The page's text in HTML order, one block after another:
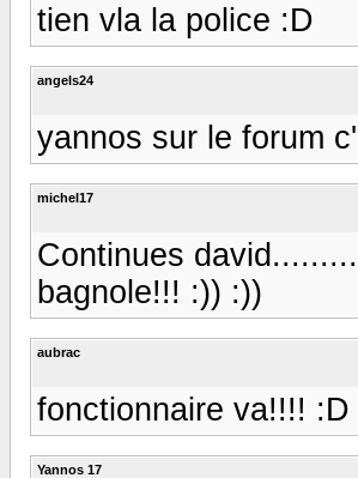
tien vla la police :D
angels24
yannos sur le forum
michel17
Continues
bagnole!!! :)) :))
aubrac
fonctionnaire va!!!!
Yannos 17